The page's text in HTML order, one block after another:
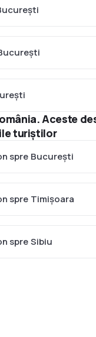
Aceste
turiștilor
spre București
spre Timișoara
spre Sibiu